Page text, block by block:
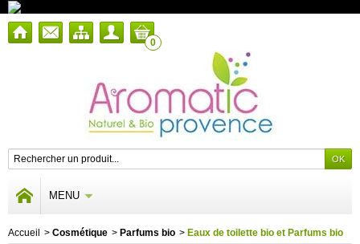
0
MENU
Accueil > Cosmétique > Parfums bio > Eaux de toilette bio et Parfums bio